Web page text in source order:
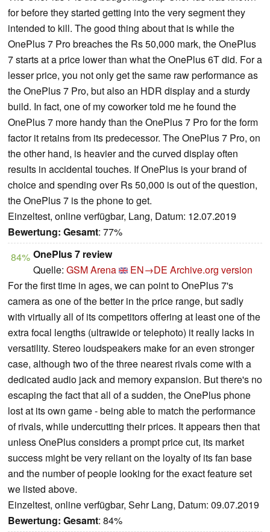
for before they started getting into the very segment they
intended to kill. The good thing about that is while the
OnePlus 7 Pro breaches the Rs 50,000 mark, the OnePlus
7 starts at a price lower than what the OnePlus 6T did. For a
lesser price, you not only get the same raw performance as
the OnePlus 7 Pro, but also an HDR display and a sturdy
build. In fact, one of my coworker told me he found the
OnePlus 7 more handy than the OnePlus 7 Pro for the form
factor it retains from its predecessor. The OnePlus 7 Pro, on
the other hand, is heavier and the curved display often
results in accidental touches. If OnePlus is your brand of
choice and spending over Rs 50,000 is out of the question,
the OnePlus 7 is the phone to get.
Einzeltest, online verfügbar, Lang, Datum: 12.07.2019
Bewertung: Gesamt: 77%
84% OnePlus 7 review
Quelle: GSM Arena EN→DE Archive.org version
For the first time in ages, we can point to OnePlus 7's
camera as one of the better in the price range, but sadly
with virtually all of its competitors offering at least one of the
extra focal lengths (ultrawide or telephoto) it really lacks in
versatility. Stereo loudspeakers make for an even stronger
case, although two of the three nearest rivals come with a
dedicated audio jack and memory expansion. But there's no
escaping the fact that all of a sudden, the OnePlus phone
lost at its own game - being able to match the performance
of rivals, while undercutting their prices. It appears then that
unless OnePlus considers a prompt price cut, its market
success might be very reliant on the loyalty of its fan base
and the number of people looking for the exact feature set
we listed above.
Einzeltest, online verfügbar, Sehr Lang, Datum: 09.07.2019
Bewertung: Gesamt: 84%